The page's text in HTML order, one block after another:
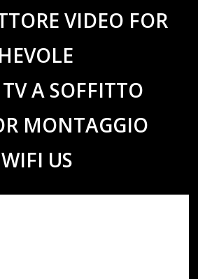
VIDEO FOR
A SOFFITTO
MONTAGGIO
US